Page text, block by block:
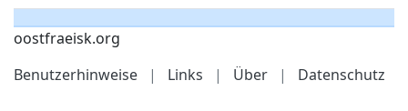
oostfraeisk.org
Benutzerhinweise
| Links | Über | Datenschutz